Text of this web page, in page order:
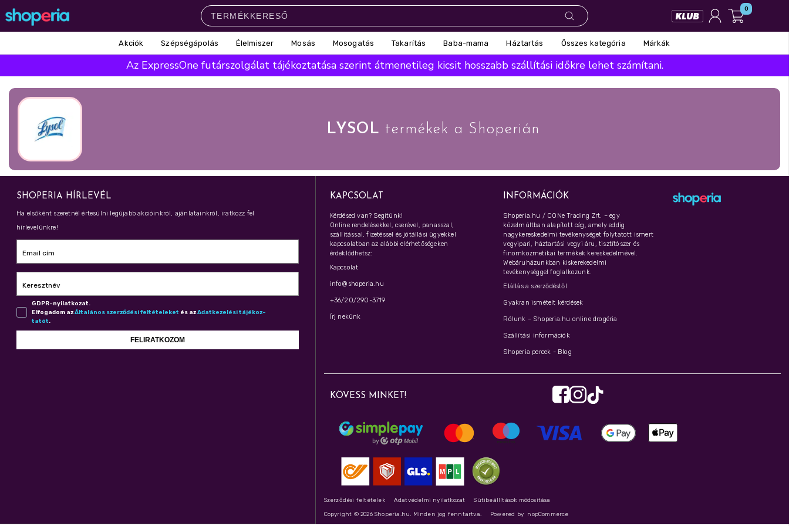
0
Élelmiszer
Mosás Mosogatás Takarítás
Baba-mama
Népszerű márkák
Lenor
Népszerű keresések
leukoplast ariel lenor finish
pampers
Akciók Szépségápolás Élelmiszer Mosás Mosogatás Takarítás Baba-mama Háztartás Összes kategória Márkák
Az ExpressOne futárszolgálat tájékoztatása szerint átmenetileg kicsit hosszabb szállítási időkre lehet számítani.
LYSOL termékek a Shoperián
SHOPERIA HÍRLEVÉL
Ha elsőként szeretnél értesülni legújabb akcióinkról, ajánlatainkról, iratkozz fel
hírlevelünkre!
Email cím
Keresztnév
GDPR-nyilatkozat.
Elfogadom azÁl­ta­lá­nos szer­ző­dé­si fel­té­te­le­ket és azAdat­ke­ze­lé­si tá­jé­koz­
ta­tót.
FELIRATKOZOM
KAPCSOLAT
Kérdésed van? Segítünk!
Online rendelésekkel, cserével, panasszal,
szállítással, fizetéssel és jótállási ügyekkel
kapcsolatban az alábbi elérhetőségeken
érdeklődhetsz:
Kapcsolat
info@shoperia.hu
+36/20/290-3719
Írj nekünk
INFORMÁCIÓK
Shoperia.hu / CONe Trading Zrt. – egy
közelmúltban alapított cég, amely eddig
nagykereskedelmi tevékenységet folytatott ismert
vegyipari, háztartási vegyi áru, tisztítószer és
finomkozmetikai termékek kereskedelmével.
Webáruházunkban kiskerekedelmi
tevékenységgel foglalkozunk.
Elállás a szerződéstől
Gyakran ismételt kérdések
Rólunk – Shoperia.hu online drogéria
Szállítási információk
Shoperia percek - Blog
KÖVESS MINKET!
Szerződési feltételek Adatvédelmi nyilatkozat
Sütibeállítások módosítása
Copyright © 2026 Shoperia.hu. Minden jog fenntartva.
Powered by nopCommerce